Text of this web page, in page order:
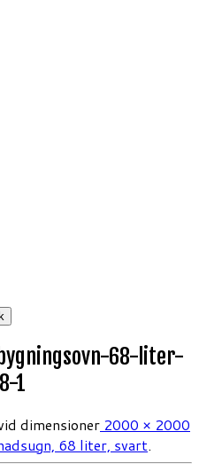
68-liter-
1
dimensioner 2000 × 2000
68 liter, svart.